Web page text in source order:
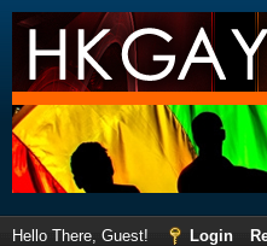
Hello There, Guest! Login